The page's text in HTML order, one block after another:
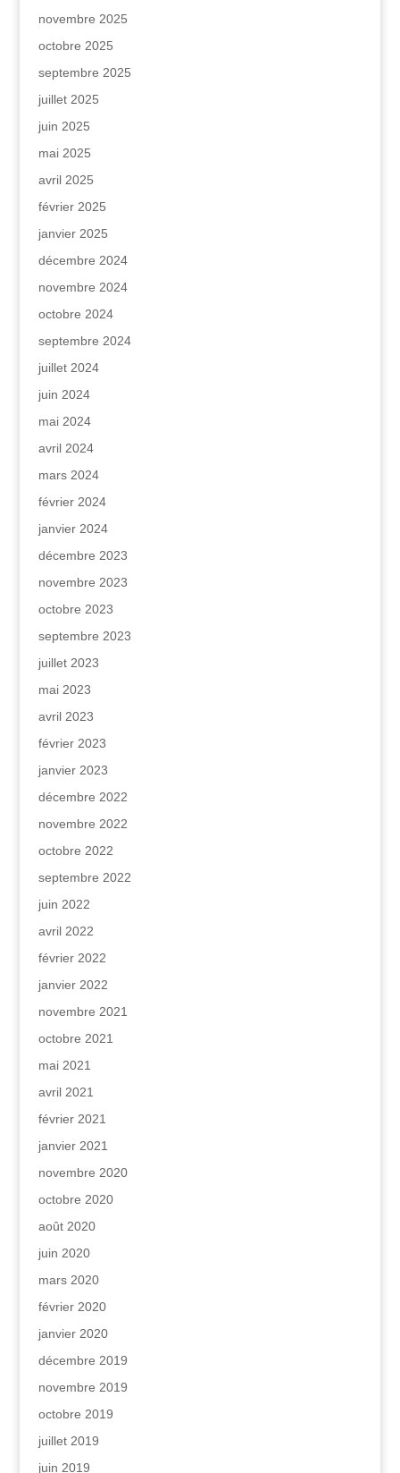
novembre 2025
octobre 2025
septembre 2025
juillet 2025
juin 2025
mai 2025
avril 2025
février 2025
janvier 2025
décembre 2024
novembre 2024
octobre 2024
septembre 2024
juillet 2024
juin 2024
mai 2024
avril 2024
mars 2024
février 2024
janvier 2024
décembre 2023
novembre 2023
octobre 2023
septembre 2023
juillet 2023
mai 2023
avril 2023
février 2023
janvier 2023
décembre 2022
novembre 2022
octobre 2022
septembre 2022
juin 2022
avril 2022
février 2022
janvier 2022
novembre 2021
octobre 2021
mai 2021
avril 2021
février 2021
janvier 2021
novembre 2020
octobre 2020
août 2020
juin 2020
mars 2020
février 2020
janvier 2020
décembre 2019
novembre 2019
octobre 2019
juillet 2019
juin 2019